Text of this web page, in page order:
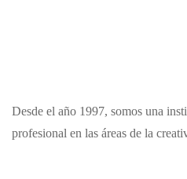
Desde el año 1997, somos una
profesional en las áreas de la